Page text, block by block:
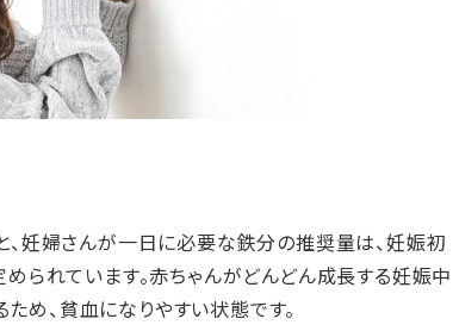
、妊婦さんが一日に必要な鉄分の推奨量は、妊娠初
られています。赤ちゃんがどんどん成長する妊娠中
め、貧血になりやすい状態です。